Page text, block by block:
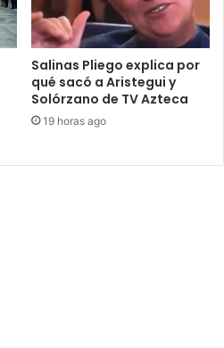
Salinas Pliego explica por
qué sacó a Aristegui y
Solórzano de TV Azteca
19 horas ago